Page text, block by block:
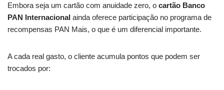
Embora seja um cartão com anuidade zero, o cartão Banco
PAN Internacional ainda oferece participação no programa de
recompensas PAN Mais, o que é um diferencial importante.
A cada real gasto, o cliente acumula pontos que podem ser
trocados por: